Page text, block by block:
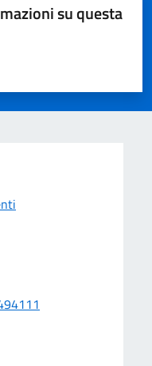
su questa